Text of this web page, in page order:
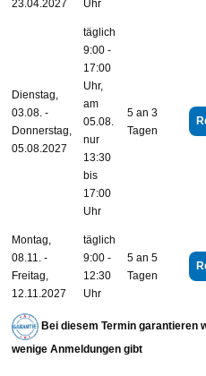
23.04.2027 Uhr
Dienstag,
03.08. -
Donnerstag,
05.08.2027
täglich
9:00 -
17:00
Uhr,
am
05.08.
nur
13:30
bis
17:00
Uhr
5 an 3
Tagen
Montag,
08.11. -
Freitag,
12.11.2027
täglich
9:00 -
12:30
Uhr
5 an 5
Tagen
Bei diesem Termin garantieren
wenige Anmeldungen gibt